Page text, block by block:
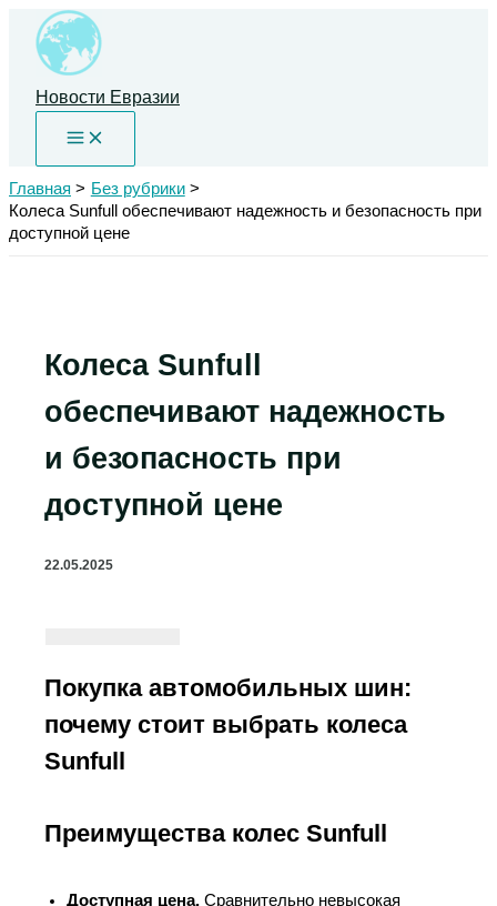
Перейти
содержимому
Новости Евразии
Главная
Без рубрики
Колеса Sunfull обеспечивают надежность и безопасность при
доступной цене
Колеса Sunfull
обеспечивают надежность
и безопасность при
доступной цене
22.05.2025
Покупка автомобильных шин:
почему стоит выбрать колеса
Sunfull
Преимущества колес Sunfull
Доступная цена.Сравнительно невысокая